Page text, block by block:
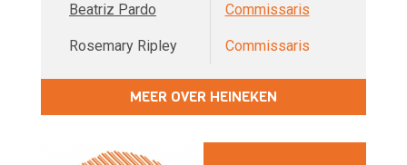
Beatriz Pardo Commissaris
Rosemary Ripley Commissaris
MEER OVER HEINEKEN